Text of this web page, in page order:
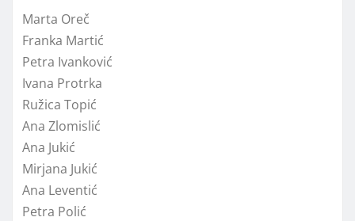
Marta Oreč
Franka Martić
Petra Ivanković
Ivana Protrka
Ružica Topić
Ana Zlomislić
Ana Jukić
Mirjana Jukić
Ana Leventić
Petra Polić